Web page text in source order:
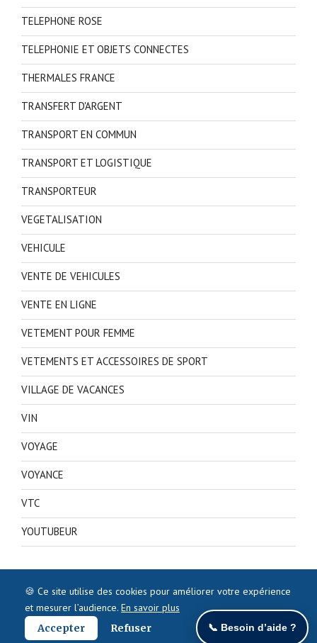
TELEPHONE ROSE
TELEPHONIE ET OBJETS CONNECTES
THERMALES FRANCE
TRANSFERT D'ARGENT
TRANSPORT EN COMMUN
TRANSPORT ET LOGISTIQUE
TRANSPORTEUR
VEGETALISATION
VEHICULE
VENTE DE VEHICULES
VENTE EN LIGNE
VETEMENT POUR FEMME
VETEMENTS ET ACCESSOIRES DE SPORT
VILLAGE DE VACANCES
VIN
VOYAGE
VOYANCE
VTC
YOUTUBEUR
🍪 Ce site utilise des cookies pour améliorer votre expérience
et mesurer l’audience. En savoir plus
Accepter
Refuser 📞 Besoin d’aide ?